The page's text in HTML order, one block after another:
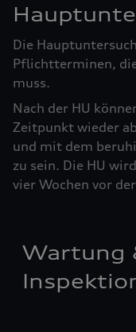
Die
Pflichtterminen,
muss.
Nach der HU
Zeitpunkt wieder
und mit dem
zu sein. Die HU
vier ­Woch­en vor
Wartung